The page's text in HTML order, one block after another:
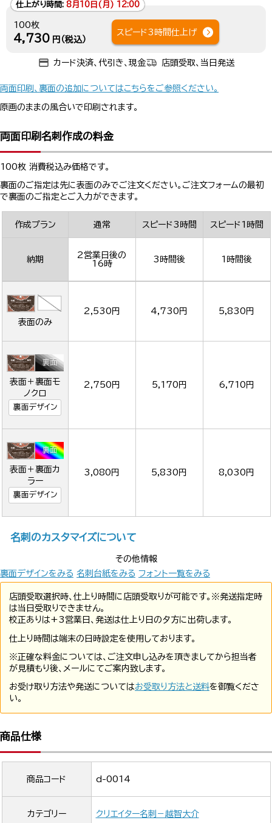
仕上がり時間: 8月10日(月) 12:00
100枚
4,730 円（税込）
スピード3時間仕上げ
カード決済、代引き、現金 店頭受取、当日発送
両面印刷、裏面の追加についてはこちらをご参照ください。
原画のままの風合いで印刷されます。
両面印刷名刺作成の料金
100枚 消費税込み価格です。
裏面のご指定は先に表面のみでご注文ください。ご注文フォームの最初
で裏面のご指定とご入力ができます。
作成プラン 通常 スピード3時間 スピード1時間
納期
2営業日後の
16時
3時間後 1時間後
表面のみ
2,530円 4,730円 5,830円
表面＋裏面モ
ノクロ
裏面デザイン
2,750円 5,170円 6,710円
表面＋裏面カ
ラー
裏面デザイン
3,080円 5,830円 8,030円
名刺のカスタマイズについて
その他情報
裏面デザインをみる 名刺台紙をみる フォント一覧をみる
店頭受取選択時、仕上り時間に店頭受取りが可能です。※発送指定時
は当日受取りできません。
校正ありは+3営業日、発送は仕上り日の夕方に出荷します。
仕上り時間は端末の日時設定を使用しております。
※正確な料金については、ご注文申し込みを頂きましてから担当者
が見積もり後、メールにてご案内致します。
お受け取り方法や発送についてはお受取り方法と送料を御覧くださ
い。
商品仕様
商品コード d-0014
カテゴリー クリエイター名刺－越智大介